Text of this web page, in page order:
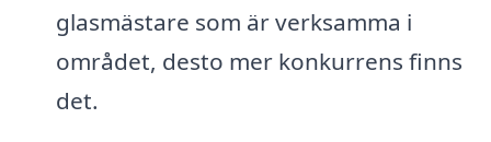
glasmästare som är verksamma i
området, desto mer konkurrens finns
det.